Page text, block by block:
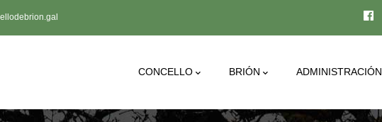
Main
CONCELLO BRIÓN ADMINISTRACIÓN